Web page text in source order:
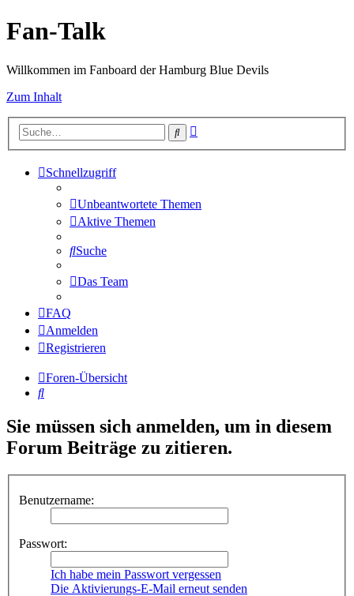
Fan-Talk
Willkommen im Fanboard der Hamburg Blue Devils
Zum Inhalt
Suche
Schnellzugriff
Unbeantwortete Themen
Aktive Themen
Suche
Das Team
FAQ
Anmelden
Registrieren
Foren-Übersicht
Suche
Sie müssen sich anmelden, um in diesem
Forum Beiträge zu zitieren.
Benutzername:
Passwort:
Ich habe mein Passwort vergessen
Die Aktivierungs-E-Mail erneut senden